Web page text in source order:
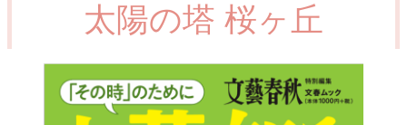
太陽の塔 桜ヶ丘